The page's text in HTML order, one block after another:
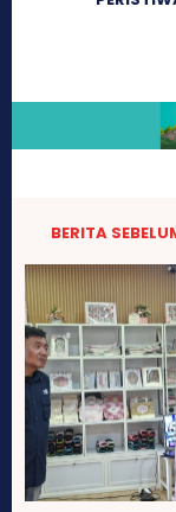
BERITA